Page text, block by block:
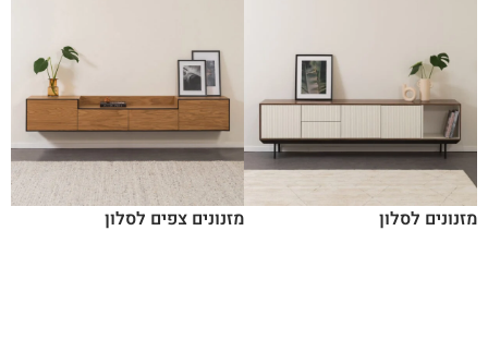
מזנונים לסלון מזנונים צפים לסלון